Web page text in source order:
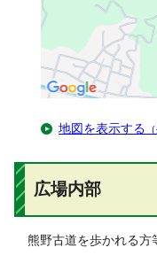
地図を表示する
広場内部
熊野古道を歩かれる方